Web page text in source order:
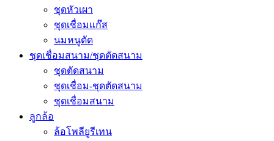
ชุดหัวเผา
ชุดเชื่อมแก๊ส
นมหนูตัด
ชุดเชื่อมสนาม/ชุดตัดสนาม
ชุดตัดสนาม
ชุดเชื่อม-ชุดตัดสนาม
ชุดเชื่อมสนาม
ลูกล้อ
ล้อโพลียูรีเทน